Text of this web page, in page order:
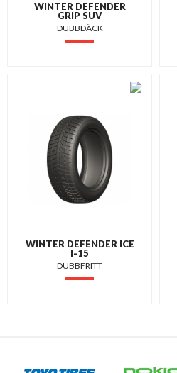
WINTER DEFENDER
GRIP SUV
DUBBDÄCK
WINTER DEFENDER ICE
I-15
DUBBFRITT